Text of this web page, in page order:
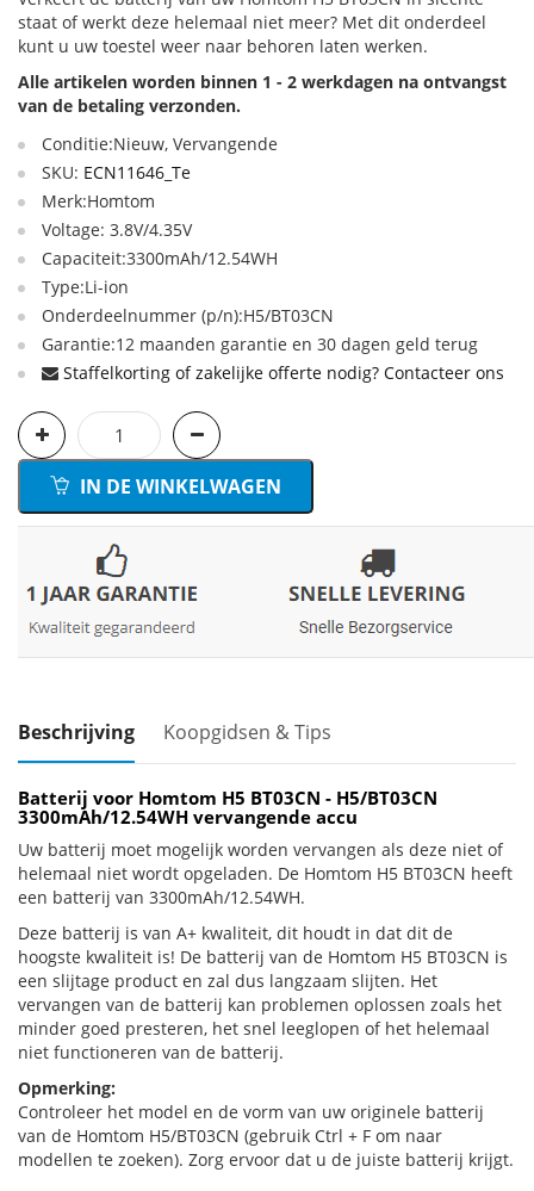
staat of werkt deze helemaal niet meer? Met dit onderdeel
kunt u uw toestel weer naar behoren laten werken.
Alle artikelen worden binnen 1 - 2 werkdagen na ontvangst
van de betaling verzonden.
Conditie:Nieuw, Vervangende
SKU: ECN11646_Te
Merk:Homtom
Voltage: 3.8V/4.35V
Capaciteit:3300mAh/12.54WH
Type:Li-ion
Onderdeelnummer (p/n):H5/BT03CN
Garantie:12 maanden garantie en 30 dagen geld terug
Staffelkorting of zakelijke offerte nodig? Contacteer ons
IN DE WINKELWAGEN
Beschrijving Koopgidsen & Tips
Batterij voor Homtom H5 BT03CN - H5/BT03CN
3300mAh/12.54WH vervangende accu
Uw batterij moet mogelijk worden vervangen als deze niet of
helemaal niet wordt opgeladen. De Homtom H5 BT03CN heeft
een batterij van 3300mAh/12.54WH.
Deze batterij is van A+ kwaliteit, dit houdt in dat dit de
hoogste kwaliteit is! De batterij van de Homtom H5 BT03CN is
een slijtage product en zal dus langzaam slijten. Het
vervangen van de batterij kan problemen oplossen zoals het
minder goed presteren, het snel leeglopen of het helemaal
niet functioneren van de batterij.
Opmerking:
Controleer het model en de vorm van uw originele batterij
van de Homtom H5/BT03CN (gebruik Ctrl + F om naar
modellen te zoeken). Zorg ervoor dat u de juiste batterij krijgt.